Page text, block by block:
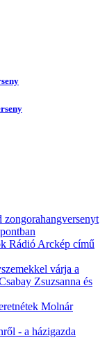
zongorahangversenyt
Rádió Arckép című
várja a
Zsuzsanna és
Molnár
- a házigazda